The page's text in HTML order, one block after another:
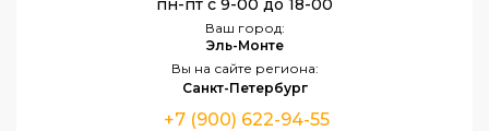
пн-пт с 9-00 до 18-00
Ваш город:
Эль-Монте
Вы на сайте региона:
Санкт-Петербург
+7 (900) 622-94-55